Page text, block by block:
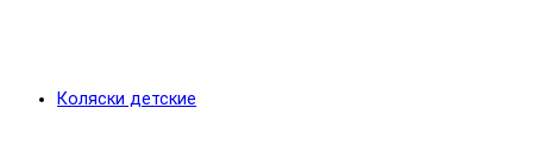
Коляски детские